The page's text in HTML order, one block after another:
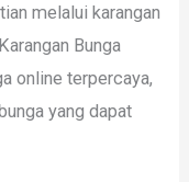
melalui karangan
Bunga
online terpercaya,
yang dapat